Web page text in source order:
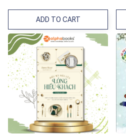
ADD TO CART